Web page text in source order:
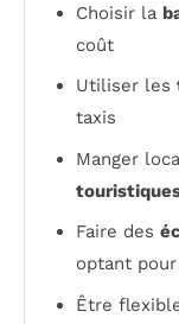
Choisir la
coût
Utiliser les
taxis
Manger
Faire des
optant
Être